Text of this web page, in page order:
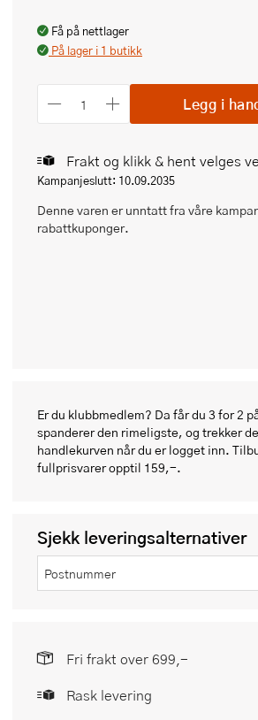
Få på nettlager
På lager i 1 butikk
Legg i
Frakt og klikk & hent velges
Kampanjeslutt: 10.09.2035
Denne varen er unntatt fra våre
rabattkuponger.
Er du klubbmedlem? Da får du 3 for 2
spanderer den rimeligste, og trekker
handlekurven når du er logget inn.
fullprisvarer opptil 159,-.
Sjekk leveringsalternativer
Fri frakt over 699,-
Rask levering